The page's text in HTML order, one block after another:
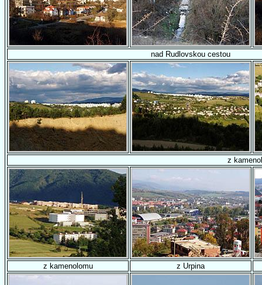
nad Rudlovskou cestou
z
z kamenolomu z Urpina